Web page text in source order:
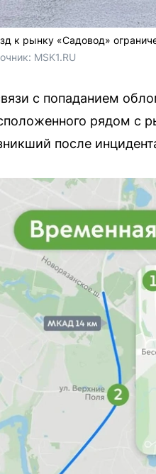
к рынку «Садовод»
MSK1.RU
с попаданием
рядом с
после